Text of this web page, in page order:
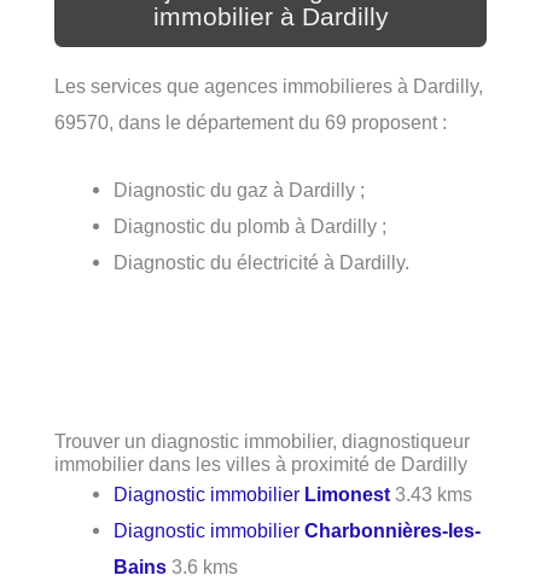
immobilier à Dardilly
Les services que agences immobilieres à Dardilly,
69570, dans le département du 69 proposent :
Diagnostic du gaz à Dardilly ;
Diagnostic du plomb à Dardilly ;
Diagnostic du électricité à Dardilly.
Trouver un diagnostic immobilier, diagnostiqueur
immobilier dans les villes à proximité de Dardilly
Diagnostic immobilier Limonest 3.43 kms
Diagnostic immobilierCharbonnières-les-
Bains 3.6 kms